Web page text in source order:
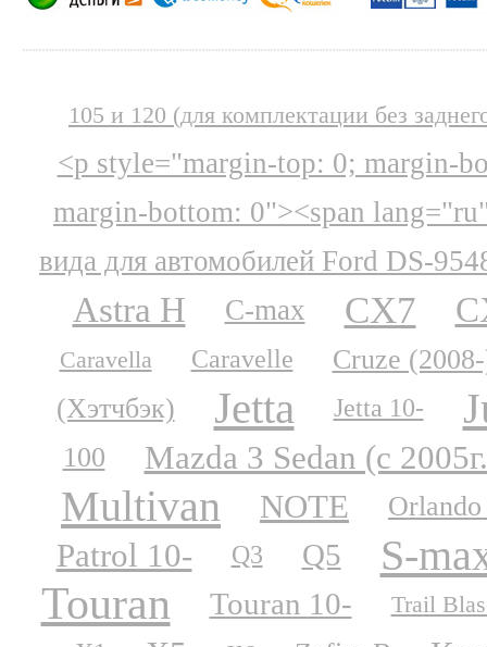
105 и 120 (для комплектации без
<p style="margin-top: 0; margin-
margin-bottom: 0"><span
вида для автомобилей Ford DS-
Astra H C-max CX7
Caravella Caravelle
Cruze
(Хэтчбэк)
Jetta Jetta 10-
100 Mazda 3 Sedan (с
Multivan NOTE
Patrol 10- Q3 Q5 S-
Touran Touran 10- Trail